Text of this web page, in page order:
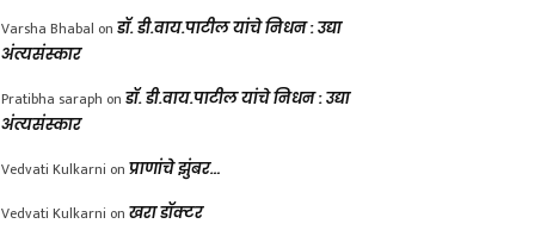
Varsha Bhabal on डॉ. डी.वाय.पाटील यांचे निधन : उद्या
अंत्यसंस्कार
Pratibha saraph on डॉ. डी.वाय.पाटील यांचे निधन : उद्या
अंत्यसंस्कार
Vedvati Kulkarni on प्राणांचे झुंबर…
Vedvati Kulkarni on खरा डॉक्टर